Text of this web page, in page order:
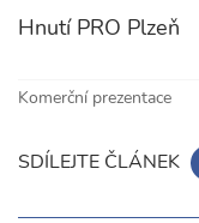
Hnutí PRO Plzeň
Komerční prezentace
SDÍLEJTE ČLÁNEK